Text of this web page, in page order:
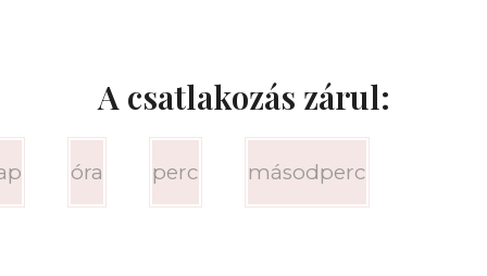
A csatlakozás zárul:
óra perc másodperc